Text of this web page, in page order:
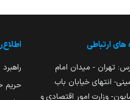
های ارتباطی
تهران - میدان امام
انتهای خیابان باب
وزارت امور اقتصادی و
حریم